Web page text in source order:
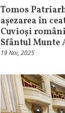
Tomos
așezarea în
Cuvioși
Sfântul Munte
19 Noi, 2025